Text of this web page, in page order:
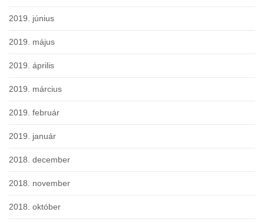
2019. június
2019. május
2019. április
2019. március
2019. február
2019. január
2018. december
2018. november
2018. október